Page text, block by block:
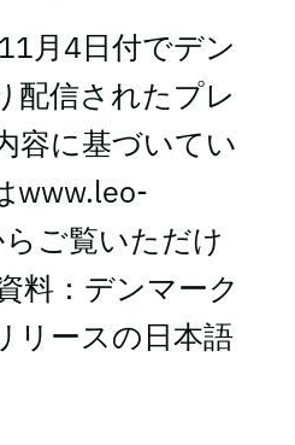
月4日付でデン
配信されたプレ
容に基づいてい
www.leo-
ご覧いただけ
料：デンマーク
リースの日本語